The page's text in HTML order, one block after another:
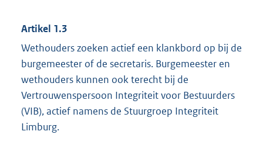
Artikel 1.3
Wethouders zoeken actief een klankbord op bij de
burgemeester of de secretaris. Burgemeester en
wethouders kunnen ook terecht bij de
Vertrouwenspersoon Integriteit voor Bestuurders
(VIB), actief namens de Stuurgroep Integriteit
Limburg.